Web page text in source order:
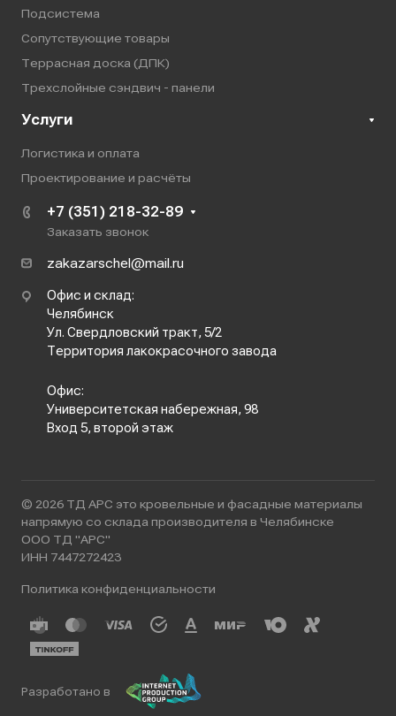
Подсистема
Сопутствующие товары
Террасная доска (ДПК)
Трехслойные сэндвич - панели
Услуги
Логистика и оплата
Проектирование и расчёты
+7 (351) 218-32-89
Заказать звонок
zakazarschel@mail.ru
Офис и склад:
Челябинск
Ул. Свердловский тракт, 5/2
Территория лакокрасочного завода
Офис:
Университетская набережная, 98
Вход 5, второй этаж
© 2026 ТД АРС это кровельные и фасадные материалы
напрямую со склада производителя в Челябинске
ООО ТД "АРС"
ИНН 7447272423
Политика конфиденциальности
Разработано в